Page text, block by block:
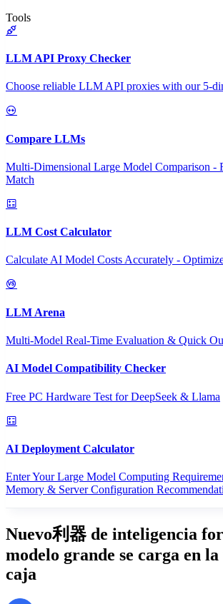
Tools
LLM API Proxy Checker
Choose reliable LLM API proxies with our 5-
Compare LLMs
Multi-Dimensional Large Model Comparison -
Match
LLM Cost Calculator
Calculate AI Model Costs Accurately -
LLM Arena
Multi-Model Real-Time Evaluation & Quick
AI Model Compatibility Checker
Free PC Hardware Test for DeepSeek & Llama
AI Deployment Calculator
Enter Your Large Model Computing
Memory & Server Configuration
Nuevo利器 de inteligencia
modelo grande se carga en la
caja